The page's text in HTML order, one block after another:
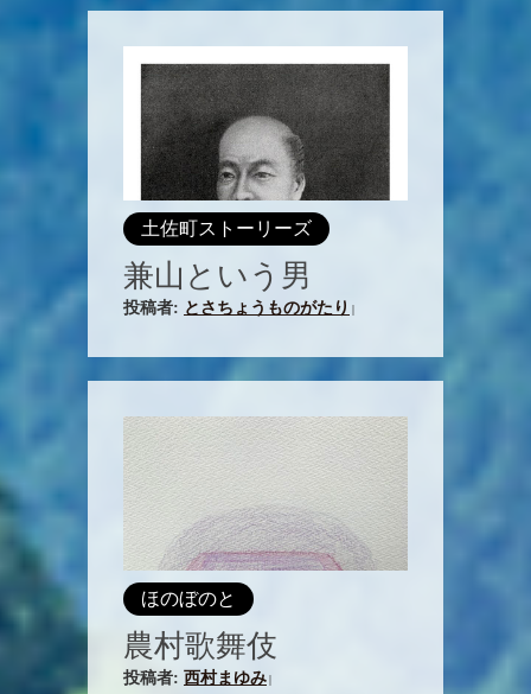
土佐町ストーリーズ
兼山という男
投稿者: とさちょうものがたり
ほのぼのと
農村歌舞伎
投稿者: 西村まゆみ